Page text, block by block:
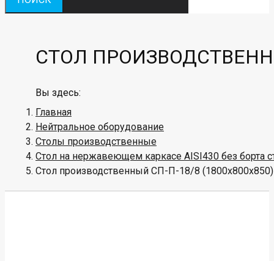
СТОЛ
Вы здесь:
Главная
Нейтральное оборудование
Столы производственные
Стол на нержавеющем каркасе AISI430 без борта
Стол производственный СП-П-18/8 (1800х800х850)